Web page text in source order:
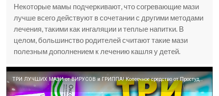
Некоторые мамы подчеркивают, что согревающие мази
лучше всего действуют в сочетании с другими методами
лечения, такими как ингаляции и теплые напитки. В
целом, большинство родителей считают такие мази
полезным дополнением к лечению кашля у детей.
ТРИ ЛУЧШИХ МАЗИ от ВИРУСОВ и ГРИППА! Копеечное средство от Простуды и Кашля. БАЛЬЗАМ ЗВЕЗДОЧКА